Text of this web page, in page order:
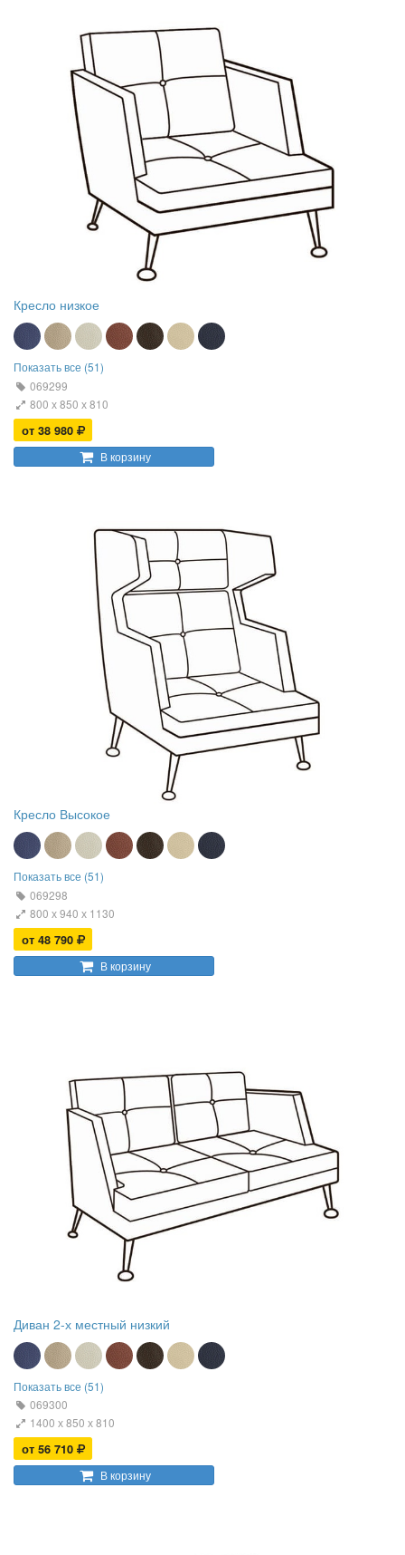
Кресло низкое
Показать все (51)
069299
800 х 850 х 810
от 38 980
В корзину
Кресло Высокое
Показать все (51)
069298
800 х 940 х 1130
от 48 790
В корзину
Диван 2-х местный низкий
Показать все (51)
069300
1400 х 850 х 810
от 56 710
В корзину